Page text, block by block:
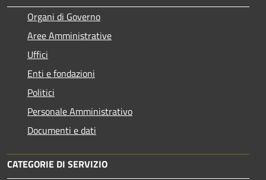
Organi di Governo
Aree Amministrative
Uffici
Enti e fondazioni
Politici
Personale Amministrativo
Documenti e dati
CATEGORIE DI SERVIZIO